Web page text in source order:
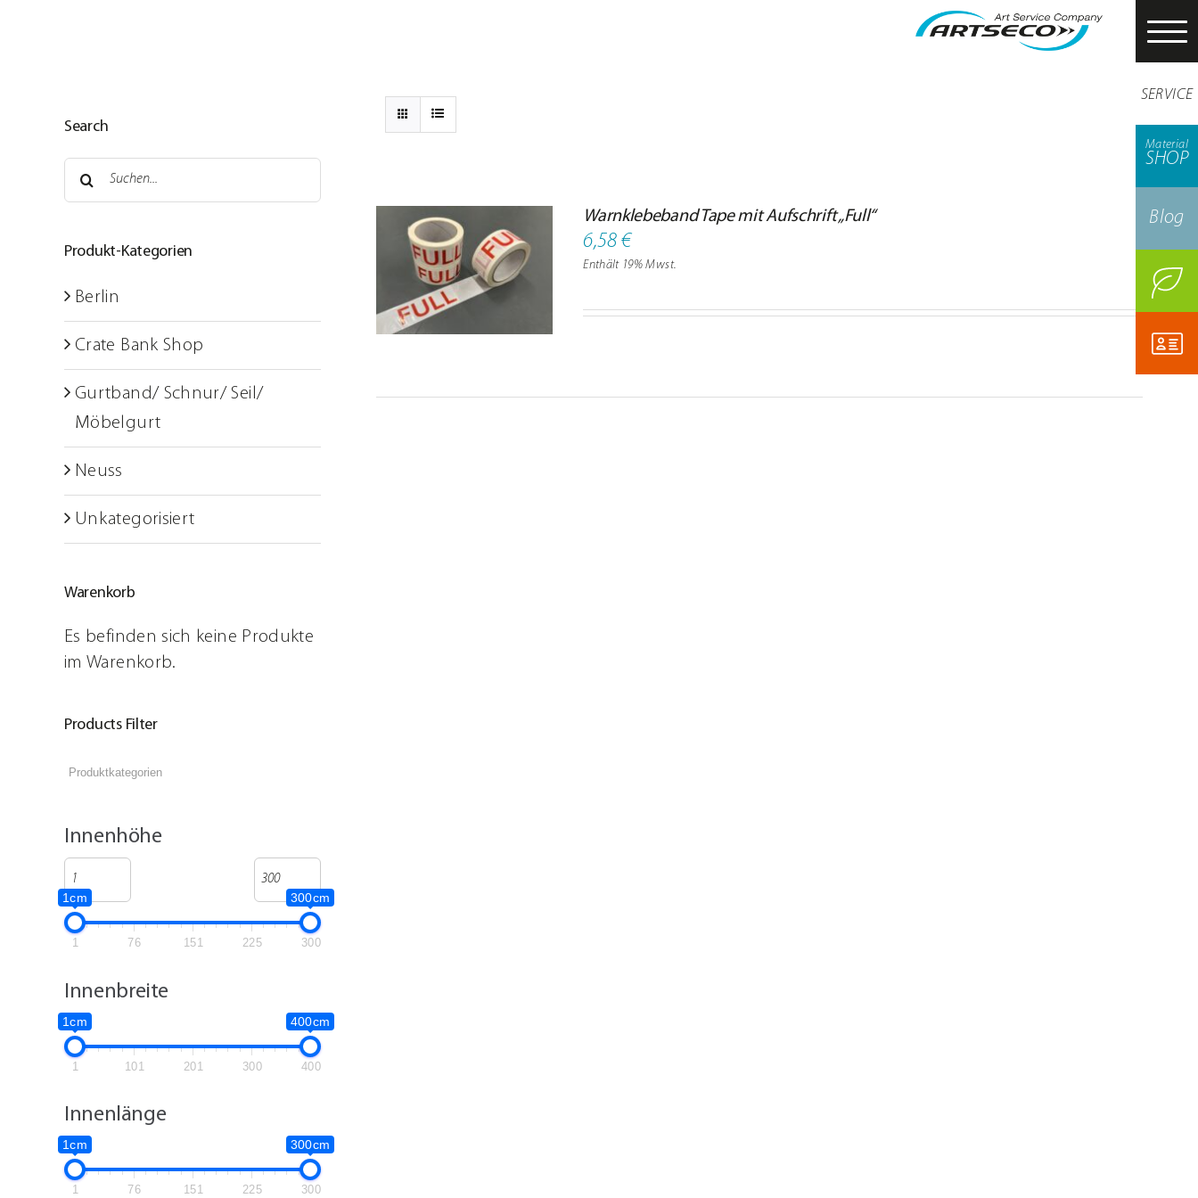
SERVICE
Material
SHOP
Blog
Warnklebeband Tape mit Aufschrift „Full“
6,58 €
Enthält 19% Mwst.
Search
Suche
nach:
Produkt-Kategorien
Berlin
Crate Bank Shop
Gurtband/ Schnur/ Seil/
Möbelgurt
Neuss
Unkategorisiert
Warenkorb
Es befinden sich keine Produkte
im Warenkorb.
Products Filter
Innenhöhe
1cm 300cm
1 76 151 225 300
Innenbreite
1cm 400cm
1 101 201 300 400
Innenlänge
1cm 300cm
1 76 151 225 300
Startseite
Service
Über uns
Partner
Nachhaltigkeit
Material-SHOP
Foto Raum
Schulungen
ARTSECO Blog – Stories und Infos
Jobs